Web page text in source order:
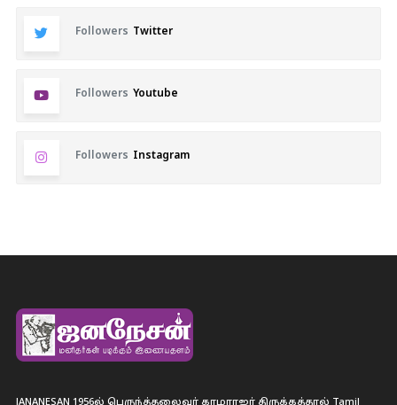
Followers Twitter
Followers Youtube
Followers Instagram